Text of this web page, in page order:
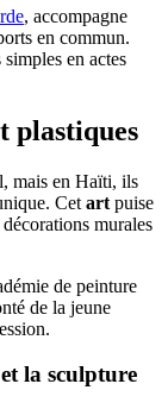
, accompagne
en commun.
en actes
plastiques
mais en Haïti, ils
Cet art puise
murales
de peinture
de la jeune
la sculpture